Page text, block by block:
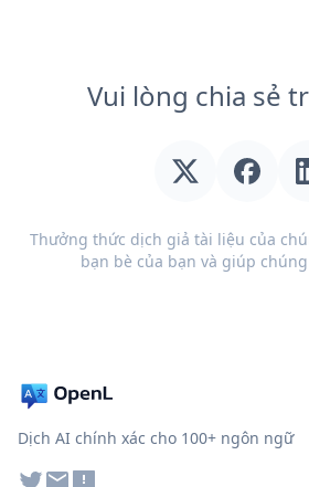
Vui lòng chia sẻ
Thưởng thức dịch giả tài liệu của
bạn bè của bạn và giúp
Dịch AI chính xác cho 100+ ngôn ngữ